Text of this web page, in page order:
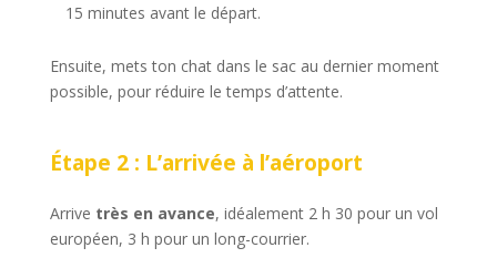
15 minutes avant le départ.
Ensuite, mets ton chat dans le sac au dernier moment
possible, pour réduire le temps d’attente.
Étape 2 : L’arrivée à l’aéroport
Arrive très en avance, idéalement 2 h 30 pour un vol
européen, 3 h pour un long-courrier.